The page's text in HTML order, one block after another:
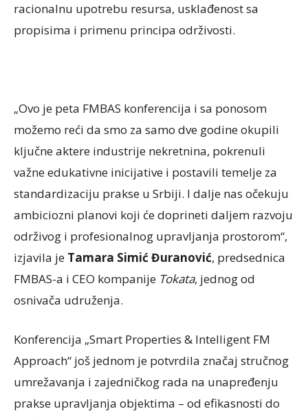
racionalnu upotrebu resursa, usklađenost sa
propisima i primenu principa održivosti.
„Ovo je peta FMBAS konferencija i sa ponosom
možemo reći da smo za samo dve godine okupili
ključne aktere industrije nekretnina, pokrenuli
važne edukativne inicijative i postavili temelje za
standardizaciju prakse u Srbiji. I dalje nas očekuju
ambiciozni planovi koji će doprineti daljem razvoju
održivog i profesionalnog upravljanja prostorom“,
izjavila je Tamara Simić Đuranović, predsednica
FMBAS-a i CEO kompanije Tokata, jednog od
osnivača udruženja.
Konferencija „Smart Properties & Intelligent FM
Approach“ još jednom je potvrdila značaj stručnog
umrežavanja i zajedničkog rada na unapređenju
prakse upravljanja objektima – od efikasnosti do